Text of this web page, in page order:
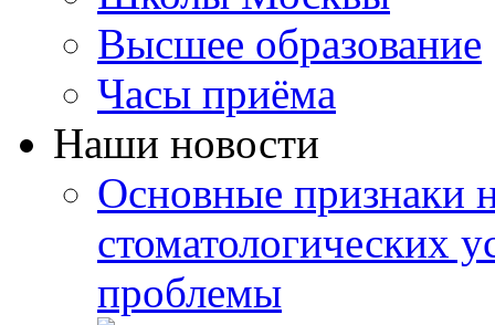
Высшее образование
Часы приёма
Наши новости
Основные признаки
стоматологических
проблемы